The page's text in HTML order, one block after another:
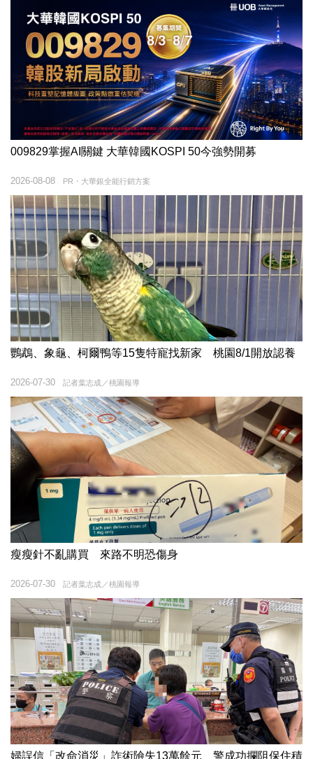
009829掌握AI關鍵 大華韓國KOSPI 50今強勢開募
PR・大華銀全能行銷方案
2026-08-08
鸚鵡、象龜、柯爾鴨等15隻特寵找新家 桃園8/1開放認養
記者葉志成／桃園報導
2026-07-30
瘦瘦針不亂購買 來路不明恐傷身
記者葉志成／桃園報導
2026-07-30
婦誤信「改命消災」詐術險失13萬餘元 警成功攔阻保住積